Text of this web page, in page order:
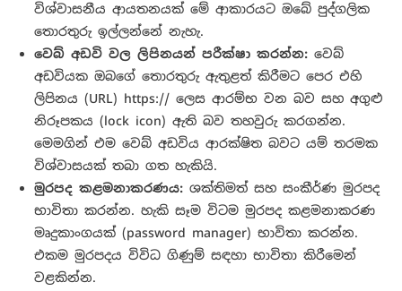
විශ්වාසනීය ආයතනයක් මේ ආකාරයට ඔබේ පුද්ගලික
තොරතුරු ඉල්ලන්නේ නැහැ.
වෙබ් අඩවි වල ලිපිනයන් පරීක්ෂා කරන්න:වෙබ්
අඩවියක ඔබගේ තොරතුරු ඇතුළත් කිරීමට පෙර එහි
ලිපිනය (URL) https:// ලෙස ආරම්භ වන බව සහ අගුළු
නිරූපකය (lock icon) ඇති බව තහවුරු කරගන්න.
මෙමගින් එම වෙබ් අඩවිය ආරක්ෂිත බවට යම් තරමක
විශ්වාසයක් තබා ගත හැකියි.
මුරපද කළමනාකරණය:ශක්තිමත් සහ සංකීර්ණ මුරපද
භාවිතා කරන්න. හැකි සෑම විටම මුරපද කළමනාකරණ
මෘදුකාංගයක් (password manager) භාවිතා කරන්න.
එකම මුරපදය විවිධ ගිණුම් සඳහා භාවිතා කිරීමෙන්
වළකින්න.